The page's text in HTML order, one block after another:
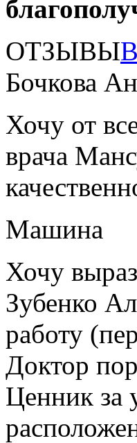
ОТЗЫВЫ
Бочкова
Хочу от
врача
Машина
Хочу
Зубенко
работу
Доктор
Ценник за